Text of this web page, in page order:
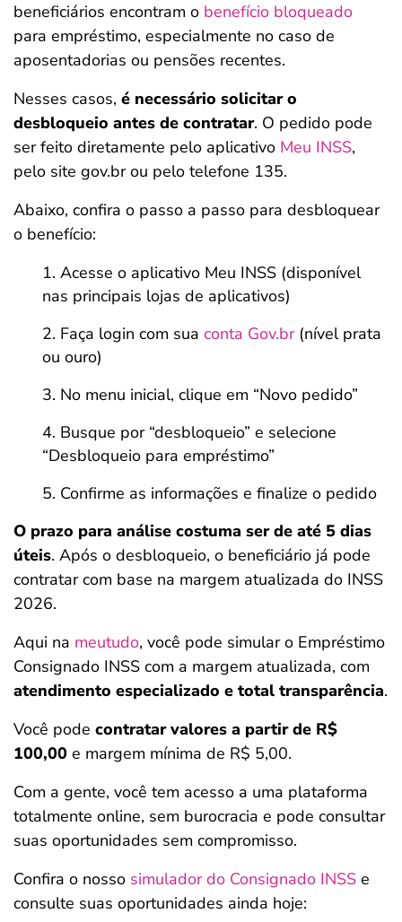
beneficiários encontram o benefício bloqueado
para empréstimo, especialmente no caso de
aposentadorias ou pensões recentes.
Nesses casos, é necessário solicitar o
desbloqueio antes de contratar. O pedido pode
ser feito diretamente pelo aplicativo Meu INSS,
pelo site gov.br ou pelo telefone 135.
Abaixo, confira o passo a passo para desbloquear
o benefício:
Acesse o aplicativo Meu INSS (disponível
nas principais lojas de aplicativos)
Faça login com sua conta Gov.br(nível prata
ou ouro)
No menu inicial, clique em “Novo pedido”
Busque por “desbloqueio” e selecione
“Desbloqueio para empréstimo”
Confirme as informações e finalize o pedido
O prazo para análise costuma ser de até 5 dias
úteis. Após o desbloqueio, o beneficiário já pode
contratar com base na margem atualizada do INSS
2026.
Aqui na meutudo, você pode simular o Empréstimo
Consignado INSS com a margem atualizada, com
atendimento especializado e total transparência.
Você pode contratar valores a partir de R$
100,00 e margem mínima de R$ 5,00.
Com a gente, você tem acesso a uma plataforma
totalmente online, sem burocracia e pode consultar
suas oportunidades sem compromisso.
Confira o nosso simulador do Consignado INSS e
consulte suas oportunidades ainda hoje: